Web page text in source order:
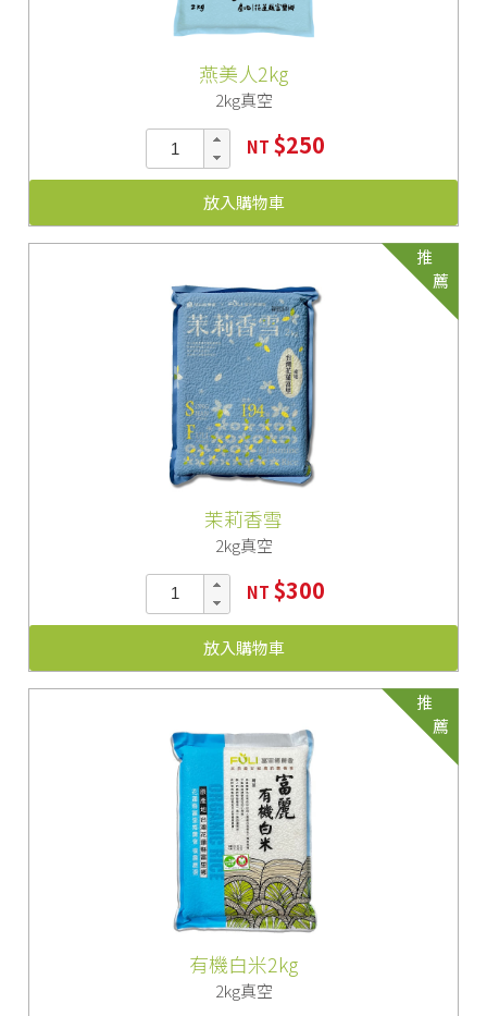
燕美人2kg
2kg真空
NT $250
放入購物車
推
薦
茉莉香雪
2kg真空
NT $300
放入購物車
推
薦
有機白米2kg
2kg真空